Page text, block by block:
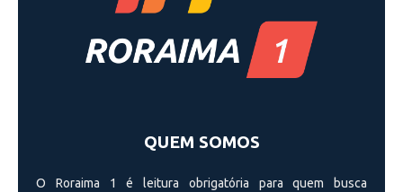
QUEM SOMOS
O Roraima 1 é leitura obrigatória para quem busca